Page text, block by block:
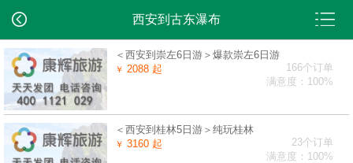
西安到古东瀑布
＜西安到崇左6日游＞爆款崇左6日游
￥ 2088 起
166个订单
满意度：100%
＜西安到桂林5日游＞纯玩桂林
￥ 3160 起
23个订单
满意度：100%